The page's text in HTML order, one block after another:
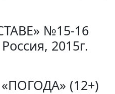
№15-16
2015г.
(12+)